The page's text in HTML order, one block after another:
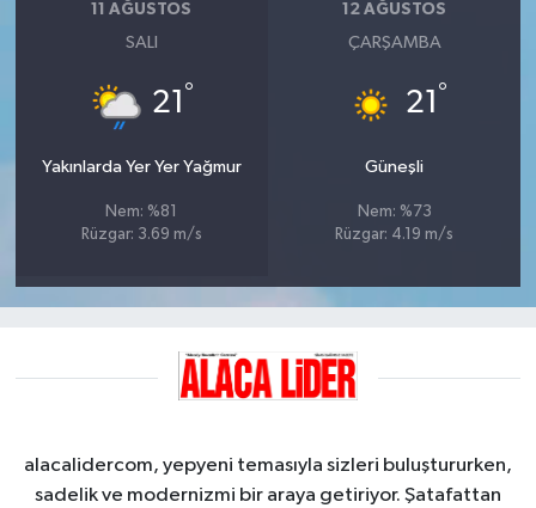
11 AĞUSTOS
SALI
21 °
Yakınlarda Yer Yer Yağmur
Nem: %81
Rüzgar: 3.69 m/s
12 AĞUSTOS
ÇARŞAMBA
21 °
Güneşli
Nem: %73
Rüzgar: 4.19 m/s
alacalidercom, yepyeni temasıyla sizleri buluştururken,
sadelik ve modernizmi bir araya getiriyor. Şatafattan